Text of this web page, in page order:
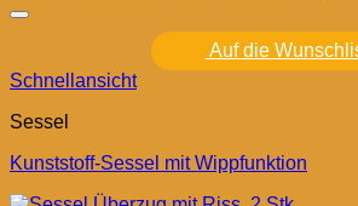
Auf die
Schnellansicht
Sessel
Kunststoff-Sessel mit Wippfunktion